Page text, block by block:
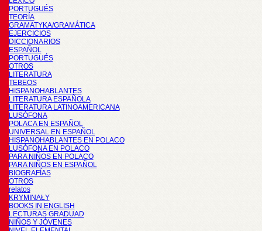
PORTUGUÉS
TEORÍA
GRAMATYKA/GRAMÁTICA
EJERCICIOS
DICCIONARIOS
ESPAÑOL
PORTUGUÉS
OTROS
LITERATURA
TEBEOS
HISPANOHABLANTES
LITERATURA ESPAÑOLA
LITERATURA LATINOAMERICANA
LUSÓFONA
POLACA EN ESPAÑOL
UNIVERSAL EN ESPAÑOL
HISPANOHABLANTES EN POLACO
LUSÓFONA EN POLACO
PARA NIÑOS EN POLACO
PARA NIÑOS EN ESPAÑOL
BIOGRAFÍAS
OTROS
relatos
KRYMINAŁY
BOOKS IN ENGLISH
LECTURAS GRADUAD
NIÑOS Y JÓVENES